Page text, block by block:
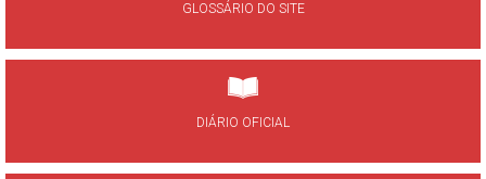
GLOSSÁRIO DO SITE
DIÁRIO OFICIAL